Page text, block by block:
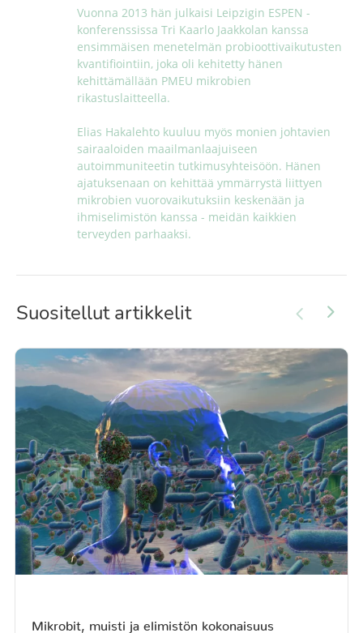
Vuonna 2013 hän julkaisi Leipzigin ESPEN -
konferenssissa Tri Kaarlo Jaakkolan kanssa
ensimmäisen menetelmän probioottivaikutusten
kvantifiointiin, joka oli kehitetty hänen
kehittämällään PMEU mikrobien
rikastuslaitteella.
Elias Hakalehto kuuluu myös monien johtavien
sairaaloiden maailmanlaajuiseen
autoimmuniteetin tutkimusyhteisöön. Hänen
ajatuksenaan on kehittää ymmärrystä liittyen
mikrobien vuorovaikutuksiin keskenään ja
ihmiselimistön kanssa - meidän kaikkien
terveyden parhaaksi.
Suositellut artikkelit
Mikrobit, muisti ja elimistön kokonaisuus